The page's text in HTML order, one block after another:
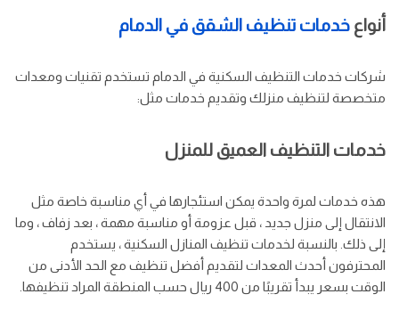
أنواع خدمات تنظيف الشقق في الدمام
شركات خدمات التنظيف السكنية في الدمام تستخدم تقنيات ومعدات
متخصصة لتنظيف منزلك وتقديم خدمات مثل:
خدمات التنظيف العميق للمنزل
هذه خدمات لمرة واحدة يمكن استئجارها في أي مناسبة خاصة مثل
الانتقال إلى منزل جديد ، قبل عزومة أو مناسبة مهمة ، بعد زفاف ، وما
إلى ذلك. بالنسبة لخدمات تنظيف المنازل السكنية ، يستخدم
المحترفون أحدث المعدات لتقديم أفضل تنظيف مع الحد الأدنى من
الوقت بسعر يبدأ تقريبًا من 400 ريال حسب المنطقة المراد تنظيفها.